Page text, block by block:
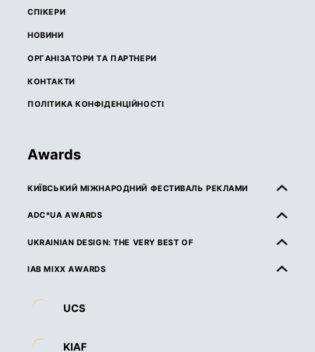
СПІКЕРИ
НОВИНИ
ОРГАНІЗАТОРИ ТА ПАРТНЕРИ
КОНТАКТИ
ПОЛІТИКА КОНФІДЕНЦІЙНОСТІ
Awards
КИЇВСЬКИЙ МІЖНАРОДНИЙ ФЕСТИВАЛЬ РЕКЛАМИ
ПРО КМФР
ДЕДЛАЙНИ ТА ВАРТІСТЬ
НАГОРОДИ
ADC*UA AWARDS
ПРО ADC*UA AWARDS
ЖУРІ
UKRAINIAN DESIGN: THE VERY BEST OF
ПРО UKRAINIAN DESIGN: THE VERY BEST OF
КАТЕГОРІЇ
IAB MIXX AWARDS
ОРГАНІЗАТОРИ ТА ПАРТНЕРИ
ПРАВИЛА ТА УМОВИ УЧАСТІ
UCS
KIAF